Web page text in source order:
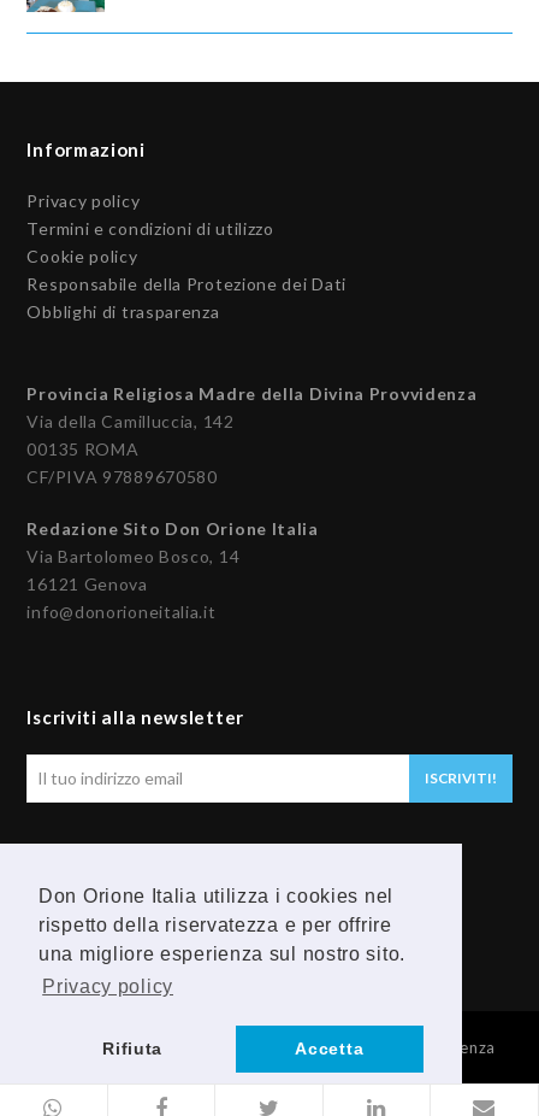
Don Orione Italia utilizza i cookies nel
rispetto della riservatezza e per offrire
una migliore esperienza sul nostro sito.
Privacy policy
Rifiuta Accetta
Informazioni
Privacy policy
Termini e condizioni di utilizzo
Cookie policy
Responsabile della Protezione dei Dati
Obblighi di trasparenza
Provincia Religiosa Madre della Divina Provvidenza
Via della Camilluccia, 142
00135 ROMA
CF/PIVA 97889670580
Redazione Sito Don Orione Italia
Via Bartolomeo Bosco, 14
16121 Genova
info@donorioneitalia.it
Iscriviti alla newsletter
ISCRIVITI!
F
b
Y
o
t
© 2026 Provincia Religiosa Madre della Divina Provvidenza